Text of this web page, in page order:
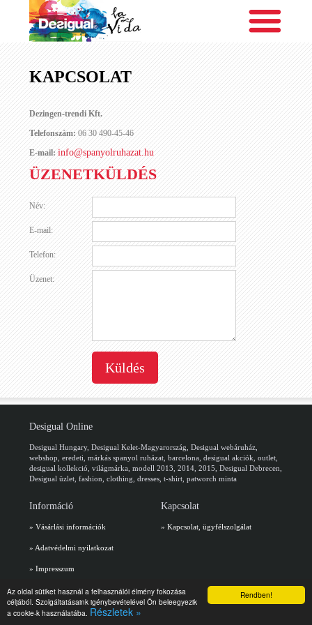
Rendben!
Az oldal sütiket használ a felhasználói élmény fokozása
céljából. Szolgáltatásaink igénybevételével Ön beleegyezik
a cookie-k használatába. Részletek »
KAPCSOLAT
Dezingen-trendi Kft.
Telefonszám:06 30 490-45-46
E-mail: info@spanyolruhazat.hu
ÜZENETKÜLDÉS
Név:
E-mail:
Telefon:
Üzenet:
Desigual Online
Desigual Hungary, Desigual Kelet-Magyarország, Desigual webáruház,
webshop, eredeti, márkás spanyol ruházat, barcelona, desigual akciók, outlet,
desigual kollekció, világmárka, modell 2013, 2014, 2015, Desigual Debrecen,
Desigual üzlet, fashion, clothing, dresses, t-shirt, patworch minta
Információ
» Vásárlási információk
» Adatvédelmi nyilatkozat
» Impresszum
Kapcsolat
» Kapcsolat, ügyfélszolgálat